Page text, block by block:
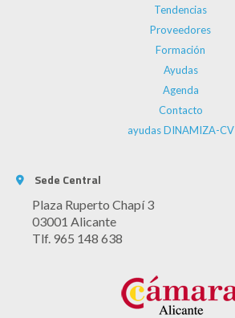
Tendencias
Proveedores
Formación
Ayudas
Agenda
Contacto
ayudas DINAMIZA-CV
Sede Central
Plaza Ruperto Chapí 3
03001 Alicante
Tlf. 965 148 638